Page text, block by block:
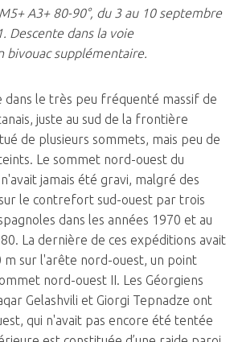
A3+ 80-90°, du 3 au 10 septembre
Descente dans la voie
bivouac supplémentaire.
dans le très peu fréquenté massif de
juste au sud de la frontière
de plusieurs sommets, mais peu de
Le sommet nord-ouest du
jamais été gravi, malgré des
le contrefort sud-ouest par trois
dans les années 1970 et au
La dernière de ces expéditions avait
sur l'arête nord-ouest, un point
nord-ouest II. Les Géorgiens
Gelashvili et Giorgi Tepnadze ont
qui n'avait pas encore été tentée